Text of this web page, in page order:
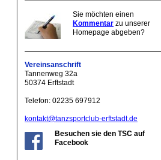
Sie möchten einen
Kommentar zu unserer
Homepage abgeben?
Vereinsanschrift
Tannenweg 32a
50374 Erftstadt
Telefon: 02235 697912
kontakt@tanzsportclub-erftstadt.de
Besuchen sie den TSC auf
Facebook